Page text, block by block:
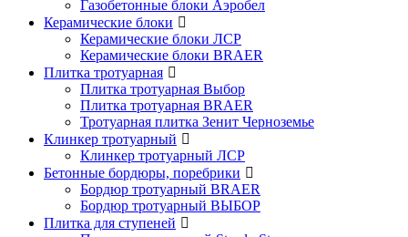
Газобетонные блоки Аэробел
Керамические блоки
Керамические блоки ЛСР
Керамические блоки BRAER
Плитка тротуарная
Плитка тротуарная Выбор
Плитка тротуарная BRAER
Тротуарная плитка Зенит Черноземье
Клинкер тротуарный
Клинкер тротуарный ЛСР
Бетонные бордюры, поребрики
Бордюр тротуарный BRAER
Бордюр тротуарный ВЫБОР
Плитка для ступеней